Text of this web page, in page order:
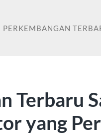
PERKEMBANGAN
Terbaru
yang